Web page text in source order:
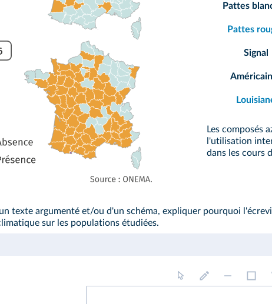
Pattes
Pattes
Signal
Les composés
l'utilisation
dans les cours
texte argumenté et/ou d'un schéma, expliquer pourquoi
sur les populations étudiées.